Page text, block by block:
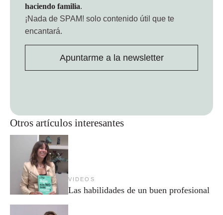
Otros artículos interesantes
VIDEOS
Las habilidades de un buen profesional
haciendo familia.
¡Nada de SPAM! solo contenido útil que te
encantará.
Apuntarme a la newsletter